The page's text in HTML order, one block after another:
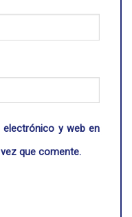
electrónico y web en
que comente.